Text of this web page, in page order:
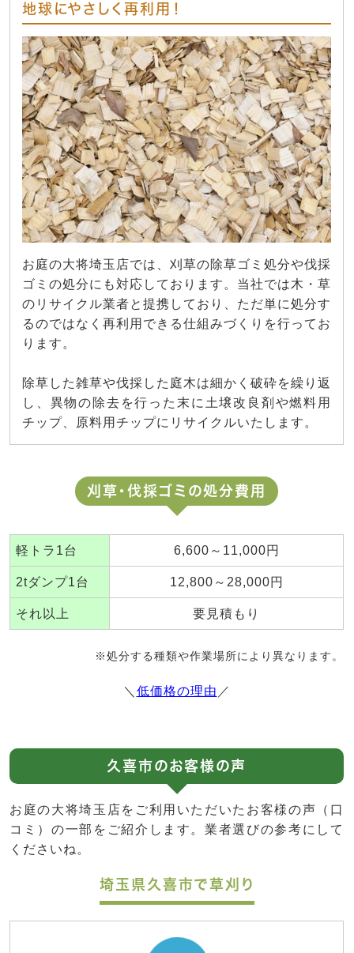
地球にやさしく再利用！
お庭の大将埼玉店では、刈草の除草ゴミ処分や伐採
ゴミの処分にも対応しております。当社では木・草
のリサイクル業者と提携しており、ただ単に処分す
るのではなく再利用できる仕組みづくりを行ってお
ります。
除草した雑草や伐採した庭木は細かく破砕を繰り返
し、異物の除去を行った末に土壌改良剤や燃料用
チップ、原料用チップにリサイクルいたします。
刈草・伐採ゴミの処分費用
軽トラ1台 6,600～11,000円
2tダンプ1台 12,800～28,000円
それ以上 要見積もり
※処分する種類や作業場所により異なります。
＼ 低価格の理由 ／
久喜市のお客様の声
お庭の大将埼玉店をご利用いただいたお客様の声（口
コミ）の一部をご紹介します。業者選びの参考にして
くださいね。
埼玉県久喜市で草刈り